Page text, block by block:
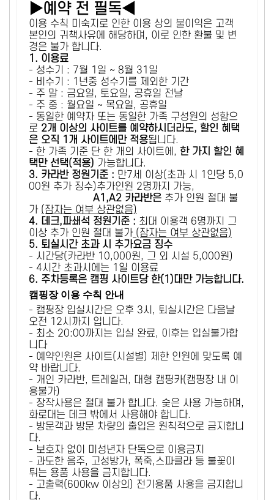
▶예약 전 필독◀
이용 수칙 미숙지로 인한 이용 상의 불이익은 고객
본인의 귀책사유에 해당하며, 이로 인한 환불 및 변
경은 불가 합니다.
1. 이용료
- 성수기 : 7월 1일 ~ 8월 31일
- 비수기 : 1년중 성수기를 제외한 기간
- 주 말 : 금요일, 토요일, 공휴일 전날
- 주 중 : 월요일 ~ 목요일, 공휴일
- 동일한 예약자 또는 동일한 가족 구성원의 성함으
로 2개 이상의 사이트를 예약하시더라도, 할인 혜택
은 오직 1개 사이트에만 적용됩니다.
- 한 가족 기준 단 한 개의 사이트에, 한 가지 할인 혜
택만 선택(적용) 가능합니다.
3. 카라반 정원기준 : 만7세 이상(초과 시 1인당 5,0
00원 추가 징수)추가인원 2명까지 가능,
A1,A2 카라반은 추가 인원 절대 불
가 (잠자는 여부 상관없음)
4. 데크,파쇄석 정원기준 : ​최대 이용객 6명까지 그
이상 추가 인원 절대 불가 (잠자는 여부 상관없음)
5. 퇴실시간 초과 시 추가요금 징수
- 시간당(카라반 10,000원, 그 외 시설 5,000원)
- 4시간 초과시에는 1일 이용료
6. 주차등록은 캠핑 사이트당 한(1)대만 가능합니다.
캠핑장 이용 수칙 안내
- 캠핑장 입실시간은 오후 3시, 퇴실시간은 다음날
오전 12시까지 입니다.
- 최소 20:00까지는 입실 완료, 이후는 입실불가합
니다
- 예약인원은 사이트(시설별) 제한 인원에 맞도록 예
약 바랍니다.
- 개인 카라반, 트레일러, 대형 캠핑카(캠핑장 내 이
용불가)
- 장작사용은 절대 불가 합니다. 숯은 사용 가능하며,
화로대는 데크 밖에서 사용해야 합니다.
- 방문객과 방문 차량의 출입은 원칙적으로 금지합니
다.
- 보호자 없이 미성년자 단독으로 이용금지
- 과도한 음주, 고성방가, 폭죽,스파클라 등 불꽃이
튀는 용품 사용을 금지합니다.
- 고출력(600kw 이상의) 전기용품 사용을 금지합니
다.